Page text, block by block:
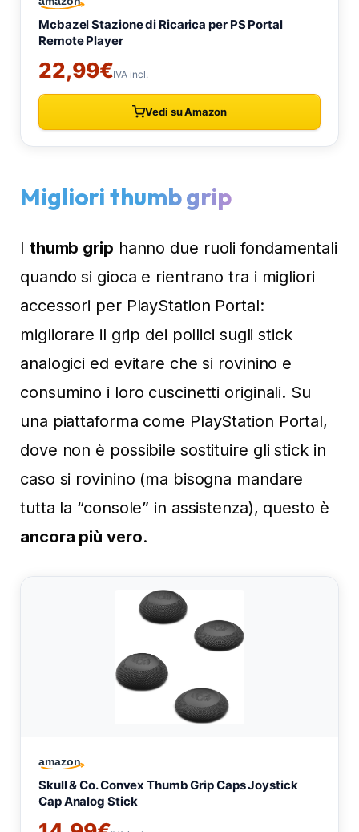
Migliori thumb grip
I thumb grip hanno due ruoli fondamentali
quando si gioca e rientrano tra i migliori
accessori per PlayStation Portal:
migliorare il grip dei pollici sugli stick
analogici ed evitare che si rovinino e
consumino i loro cuscinetti originali. Su
una piattaforma come PlayStation Portal,
dove non è possibile sostituire gli stick in
caso si rovinino (ma bisogna mandare
tutta la “console” in assistenza), questo è
ancora più vero.